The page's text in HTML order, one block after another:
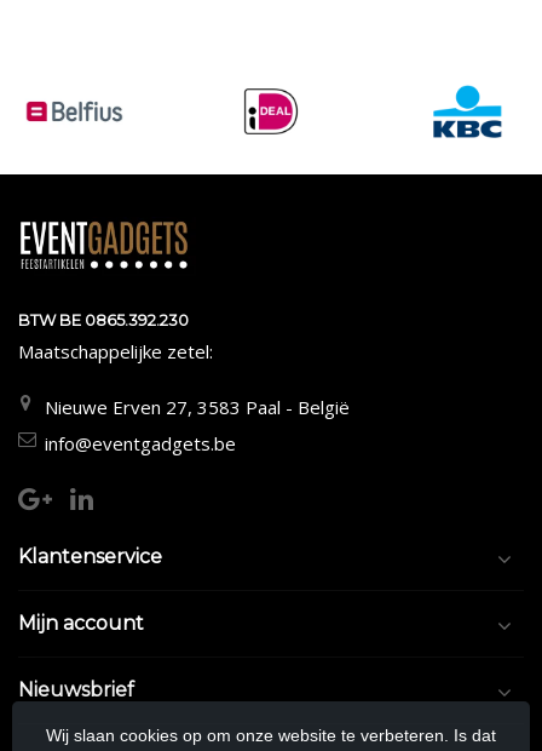
BTW BE 0865.392.230
Maatschappelijke zetel:
Nieuwe Erven 27, 3583 Paal - België
info@eventgadgets.be
Klantenservice
Mijn account
Nieuwsbrief
Wij slaan cookies op om onze website te verbeteren. Is dat